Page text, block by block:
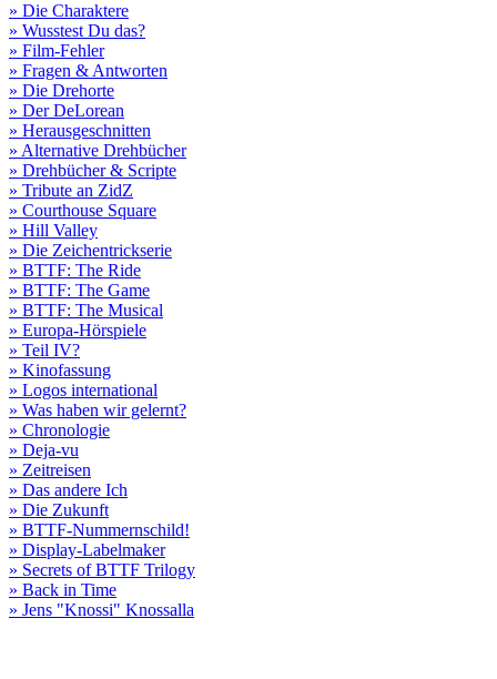
» Die Charaktere
» Wusstest Du das?
» Film-Fehler
» Fragen & Antworten
» Die Drehorte
» Der DeLorean
» Herausgeschnitten
» Alternative Drehbücher
» Drehbücher & Scripte
» Tribute an ZidZ
» Courthouse Square
» Hill Valley
» Die Zeichentrickserie
» BTTF: The Ride
» BTTF: The Game
» BTTF: The Musical
» Europa-Hörspiele
» Teil IV?
» Kinofassung
» Logos international
» Was haben wir gelernt?
» Chronologie
» Deja-vu
» Zeitreisen
» Das andere Ich
» Die Zukunft
» BTTF-Nummernschild!
» Display-Labelmaker
» Secrets of BTTF Trilogy
» Back in Time
» Jens "Knossi" Knossalla